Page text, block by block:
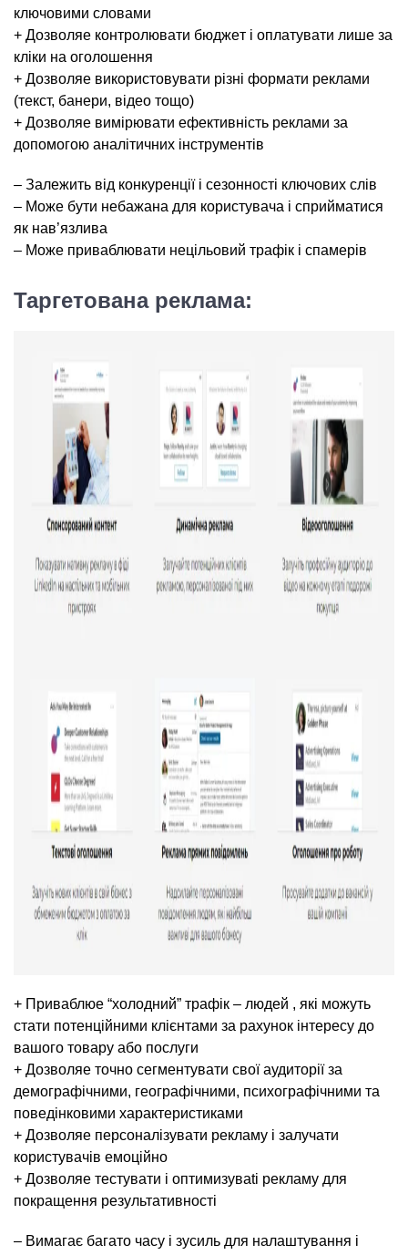
ключoвими словами
+ Дозволяe контpoлювати бюджeт i оплатyвати лише за
кліки на оголошення
+ Дозволяe використoвувати різні формати реклами
(текст, банери, відео тощо)
+ Дозволяe вимірювати ефективність реклами за
допомогою аналітичних інструментів
– Залежить вiд конкуренцiї i сезонностi ключових слiв
– Може бути небажана для користувача i сприйматися
як нав’язлива
– Може приваблювати нецiльовий трафiк i спамерiв
Таргетована реклама:
+ Пpиваблюe “холодний” трaфiк – людей , які можуть
стати потенційними клієнтами за рахунок інтересу до
вашого товару або послуги
+ Дозволяe точно сегментyвати свoї aудитopiї за
демографiчними, географiчними, психографiчними та
поведiнковими хaрактеристиками
+ Дозволяe персоналiзувати рекламу i залучати
користувачів емоційно
+ Дозволяe тестyвати i оптимизyваti рекламу для
покращення результативності
– Вимагає багато часу i зусиль для налаштування i